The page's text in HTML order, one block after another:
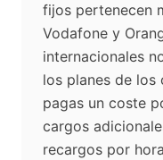
fijos pertenecen
Vodafone y
internacionales
los planes de los
pagas un coste
cargos
recargos por